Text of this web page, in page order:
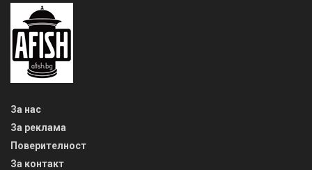
За нас
За реклама
Поверителност
За контакт